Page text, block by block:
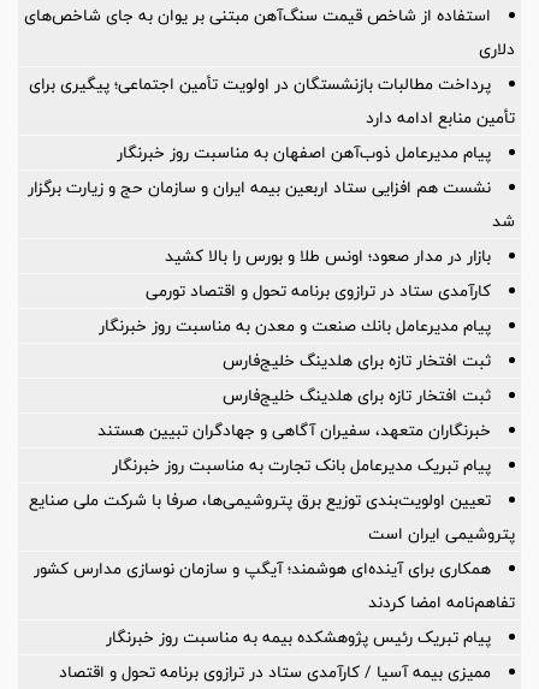
استفاده از شاخص قیمت سنگ‌آهن مبتنی بر یوان به جای شاخص‌های
دلاری
پرداخت مطالبات بازنشستگان در اولویت تأمین اجتماعی؛ پیگیری برای
تأمین منابع ادامه دارد
پیام مدیرعامل ذوب‌آهن اصفهان به مناسبت روز خبرنگار
نشست هم افزایی ستاد اربعین بیمه ایران و سازمان حج و زیارت برگزار
شد
بازار در مدار صعود؛ اونس طلا و بورس را بالا کشید
کارآمدی ستاد در ترازوی برنامه تحول و اقتصاد تورمی
پیام مدیرعامل بانك صنعت و معدن به مناسبت روز خبرنگار
ثبت افتخار تازه برای هلدینگ خلیج‌فارس
ثبت افتخار تازه برای هلدینگ خلیج‌فارس
خبرنگاران متعهد، سفیران آگاهی و جهادگران تبیین هستند
پیام تبریک مدیرعامل بانک تجارت به مناسبت روز خبرنگار
تعیین اولویت‌بندی توزیع برق پتروشیمی‌ها، صرفا با شرکت ملی صنایع
پتروشیمی ایران است
همکاری برای آینده‌ای هوشمند؛ آیگپ و سازمان نوسازی مدارس کشور
تفاهم‌نامه امضا کردند
پیام تبریک رئیس پژوهشکده بیمه به مناسبت روز خبرنگار
ممیزی بیمه آسیا / کارآمدی ستاد در ترازوی برنامه تحول و اقتصاد